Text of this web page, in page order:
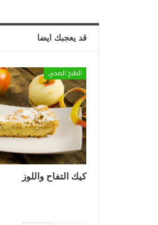
قد يعجبك ايضا
الطبخ الصحي
كيك التفاح واللوز